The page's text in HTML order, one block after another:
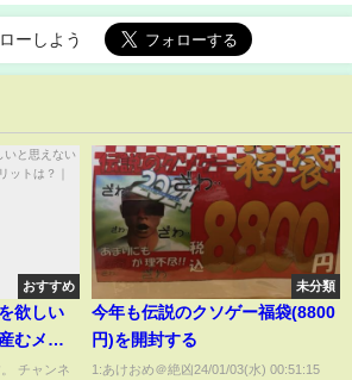
ーしよう
おすすめ
欲しい
むメリ
ひろゆ
チャンネ
未分類
今年も伝説のクソゲー福袋(8800
円)を開封する
1:あけおめ＠絶凶24/01/03(水) 00:51:15